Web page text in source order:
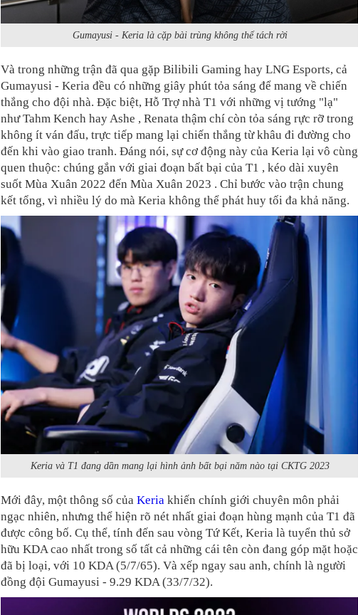
Gumayusi - Keria là cặp bài trùng không thể tách rời
Và trong những trận đã qua gặp Bilibili Gaming hay LNG Esports, cả
Gumayusi - Keria đều có những giây phút tỏa sáng để mang về chiến
thắng cho đội nhà. Đặc biệt, Hỗ Trợ nhà T1 với những vị tướng "lạ"
như Tahm Kench hay Ashe , Renata thậm chí còn tỏa sáng rực rỡ trong
không ít ván đấu, trực tiếp mang lại chiến thắng từ khâu đi đường cho
đến khi vào giao tranh. Đáng nói, sự cơ động này của Keria lại vô cùng
quen thuộc: chúng gắn với giai đoạn bất bại của T1 , kéo dài xuyên
suốt Mùa Xuân 2022 đến Mùa Xuân 2023 . Chỉ bước vào trận chung
kết tổng, vì nhiều lý do mà Keria không thể phát huy tối đa khả năng.
Keria và T1 đang dần mang lại hình ảnh bất bại năm nào tại CKTG 2023
Mới đây, một thông số của Keria khiến chính giới chuyên môn phải
ngạc nhiên, nhưng thể hiện rõ nét nhất giai đoạn hùng mạnh của T1 đã
được công bố. Cụ thể, tính đến sau vòng Tứ Kết, Keria là tuyển thủ sở
hữu KDA cao nhất trong số tất cả những cái tên còn đang góp mặt hoặc
đã bị loại, với 10 KDA (5/7/65). Và xếp ngay sau anh, chính là người
đồng đội Gumayusi - 9.29 KDA (33/7/32).